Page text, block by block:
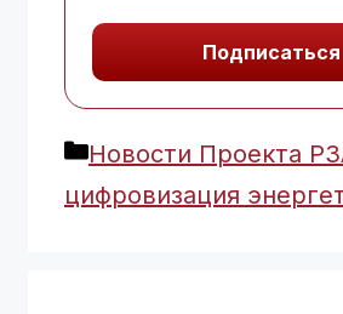
Подписаться
Рубрики
Новости Проекта
цифровизация